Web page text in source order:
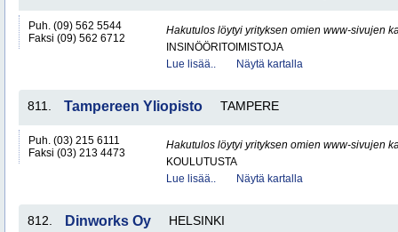
Puh. (09) 562 5544
Faksi (09) 562 6712
Hakutulos löytyi yrityksen omien www-sivujen
INSINÖÖRITOIMISTOJA
Lue lisää..
Näytä kartalla
811. Tampereen Yliopisto TAMPERE
Puh. (03) 215 6111
Faksi (03) 213 4473
Hakutulos löytyi yrityksen omien www-sivujen
KOULUTUSTA
Lue lisää..
Näytä kartalla
812. Dinworks Oy HELSINKI